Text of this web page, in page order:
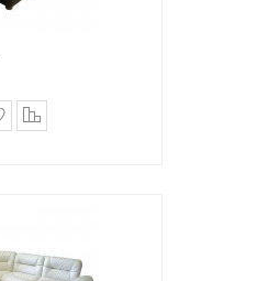
В закладки